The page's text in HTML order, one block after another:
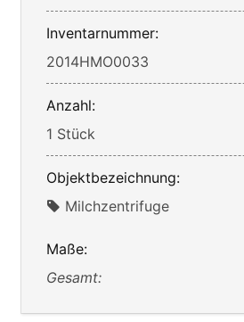
Inventarnummer:
2014HMO0033
Anzahl:
1 Stück
Objektbezeichnung:
Milchzentrifuge
Maße:
Gesamt: